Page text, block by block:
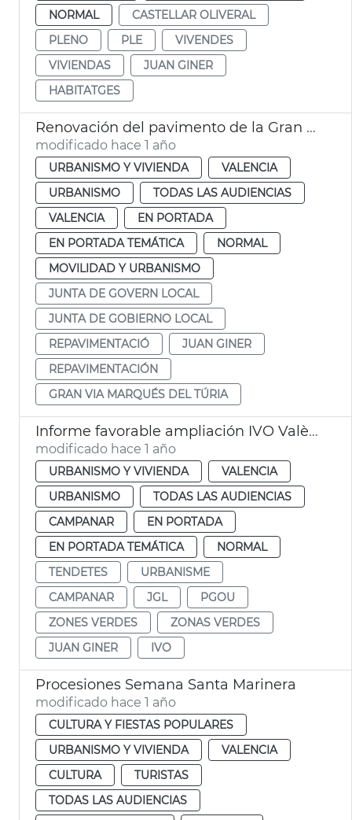
NORMAL
CASTELLAR OLIVERAL
PLENO
PLE
VIVENDES
VIVIENDAS
JUAN GINER
HABITATGES
Renovación del pavimento de la Gran Via Marqués del Túria de València
modificado hace 1 año
URBANISMO Y VIVIENDA
VALENCIA
URBANISMO
TODAS LAS AUDIENCIAS
VALENCIA
EN PORTADA
EN PORTADA TEMÁTICA
NORMAL
MOVILIDAD Y URBANISMO
JUNTA DE GOVERN LOCAL
JUNTA DE GOBIERNO LOCAL
REPAVIMENTACIÓ
JUAN GINER
REPAVIMENTACIÓN
GRAN VIA MARQUÉS DEL TÚRIA
Informe favorable ampliación IVO València
modificado hace 1 año
URBANISMO Y VIVIENDA
VALENCIA
URBANISMO
TODAS LAS AUDIENCIAS
CAMPANAR
EN PORTADA
EN PORTADA TEMÁTICA
NORMAL
TENDETES
URBANISME
CAMPANAR
JGL
PGOU
ZONES VERDES
ZONAS VERDES
JUAN GINER
IVO
Procesiones Semana Santa Marinera
modificado hace 1 año
CULTURA Y FIESTAS POPULARES
URBANISMO Y VIVIENDA
VALENCIA
CULTURA
TURISTAS
TODAS LAS AUDIENCIAS